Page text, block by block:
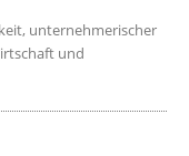
unternehmerischer
und